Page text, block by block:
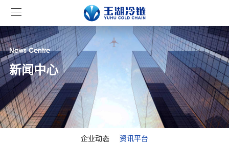
News Centre
新闻中心
企业动态 资讯平台